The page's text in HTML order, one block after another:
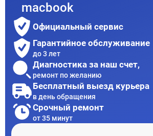
macbook
Официальный сервис
Гарантийное обслуживание
до 3 лет
Диагностика за наш счет,
ремонт по желанию
Бесплатный выезд курьера
в день обращения
Срочный ремонт
от 35 минут